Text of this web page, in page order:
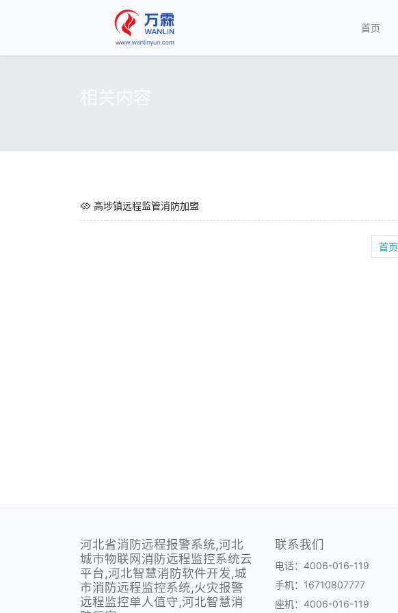
首页
高埗镇远程监管消防加盟
首页
河北省消防远程报警系统,河北
城市物联网消防远程监控系统云
平台,河北智慧消防软件开发,城
市消防远程监控系统,火灾报警
远程监控单人值守,河北智慧消
联系我们
电话：4006-016-119
手机：16710807777
座机：4006-016-119